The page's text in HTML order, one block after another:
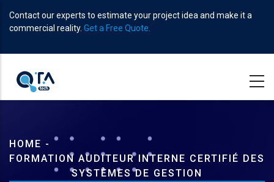
main
Contact our experts to estimate your project idea and make it a
commercial reality. Get a Free Quote.
Breadcrumb
HOME -
FORMATION AUDITEUR INTERNE CERTIFIÉ DES
SYSTÈMES DE GESTION